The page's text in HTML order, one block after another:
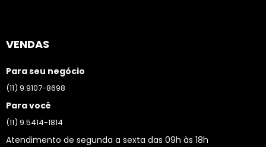
VENDAS
Para seu negócio
(11) 9.9107-8698
Para você
(11) 9.5414-1814
Atendimento de segunda a sexta das 09h às 18h